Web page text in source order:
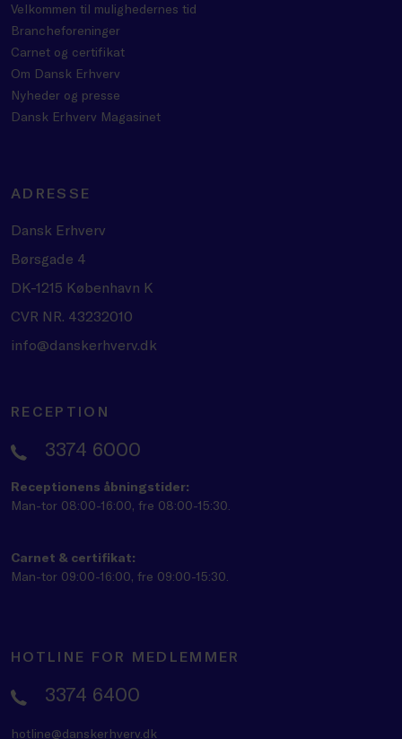
Velkommen til mulighedernes tid
Brancheforeninger
Carnet og certifikat
Om Dansk Erhverv
Nyheder og presse
Dansk Erhverv Magasinet
ADRESSE
Dansk Erhverv
Børsgade 4
DK-1215 København K
CVR NR. 43232010
info@danskerhverv.dk
RECEPTION
3374 6000
Receptionens åbningstider:
Man-tor 08:00-16:00, fre 08:00-15:30.
Carnet & certifikat:
Man-tor 09:00-16:00, fre 09:00-15:30.
HOTLINE FOR MEDLEMMER
3374 6400
hotline@danskerhverv.dk